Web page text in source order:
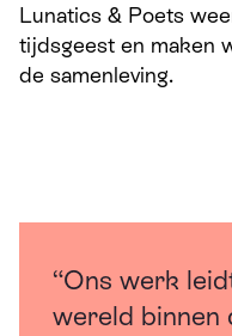
Lunatics & Poets
tijdsgeest en maken
de samenleving.
“Ons werk
wereld binnen